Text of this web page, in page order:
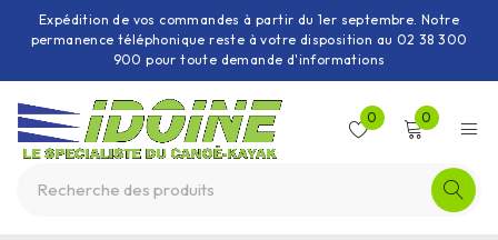
Expédition de vos commandes à partir du 1er septembre. Notre
permanence téléphonique reste à votre disposition au 02 38 300
900 pour toute demande d'informations
0 0